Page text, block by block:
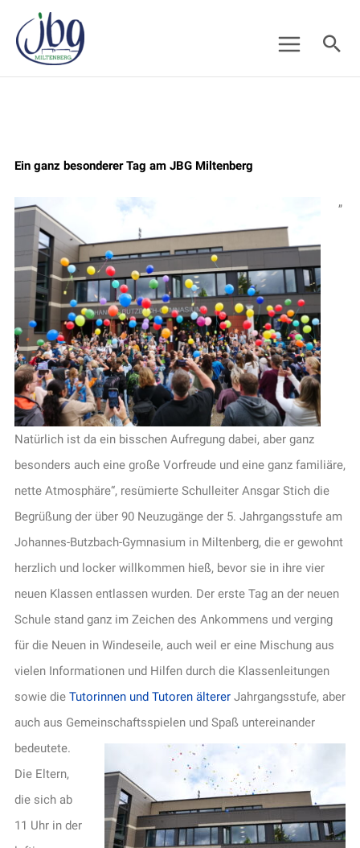
Inhalt
springen
Ein ganz besonderer Tag am JBG Miltenberg
„
Natürlich ist da ein bisschen Aufregung dabei, aber ganz
besonders auch eine große Vorfreude und eine ganz familiäre,
nette Atmosphäre“, resümierte Schulleiter Ansgar Stich die
Begrüßung der über 90 Neuzugänge der 5. Jahrgangsstufe am
Johannes-Butzbach-Gymnasium in Miltenberg, die er gewohnt
herzlich und locker willkommen hieß, bevor sie in ihre vier
neuen Klassen entlassen wurden. Der erste Tag an der neuen
Schule stand ganz im Zeichen des Ankommens und verging
für die Neuen in Windeseile, auch weil er eine Mischung aus
vielen Informationen und Hilfen durch die Klassenleitungen
sowie die Tutorinnen und Tutoren ältererJahrgangsstufe, aber
auch aus Gemeinschaftsspielen und Spaß untereinander
bedeutete.
Die Eltern,
die sich ab
11 Uhr in der